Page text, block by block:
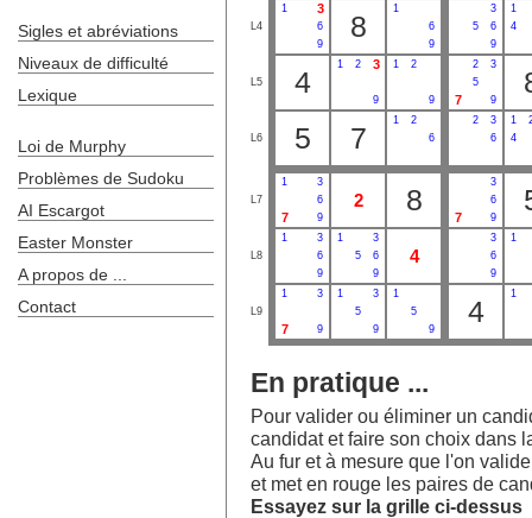
L4
1 3
6
9
8
1
6
9
3
5
6
9
1
4
L5 4
1 2 3
9
1 2
9
2
3
5
7 9
L6 5 7
1
2
6
2
3
6
1
4
L7
1
3
6
7 9
2 8
3
6
7 9
L8
1
3
6
9
1
3
5
6
9
4
3
6
9
1
L9
1 3
7 9
1
3
5
9
1
5
9
4
1
En pratique ...
Pour valider ou éliminer un
candidat et faire son choix dans
Au fur et à mesure que l'on
et met en rouge les paires de
Essayez sur la grille ci-dessus
Sigles et abréviations
Niveaux de difficulté
Lexique
Loi de Murphy
Problèmes de Sudoku
AI Escargot
Easter Monster
A propos de ...
Contact